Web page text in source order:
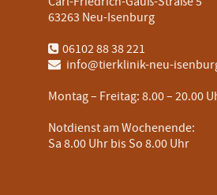
63263 Neu-Isenburg
06102 88 38 221
info@tierklinik-neu-
Montag – Freitag: 8.00 – 20.00
Notdienst am Wochenende:
Sa 8.00 Uhr bis So 8.00 Uhr